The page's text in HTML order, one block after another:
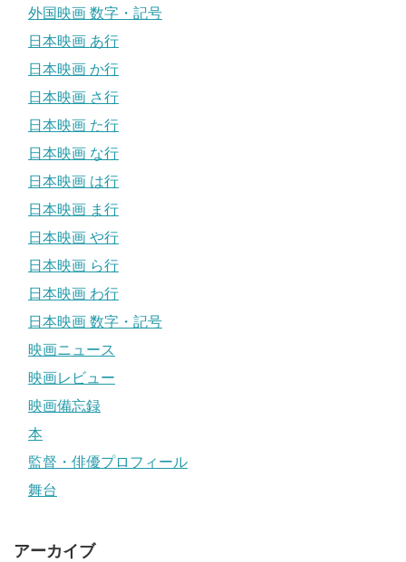
外国映画 数字・記号
日本映画 あ行
日本映画 か行
日本映画 さ行
日本映画 た行
日本映画 な行
日本映画 は行
日本映画 ま行
日本映画 や行
日本映画 ら行
日本映画 わ行
日本映画 数字・記号
映画ニュース
映画レビュー
映画備忘録
本
監督・俳優プロフィール
舞台
アーカイブ